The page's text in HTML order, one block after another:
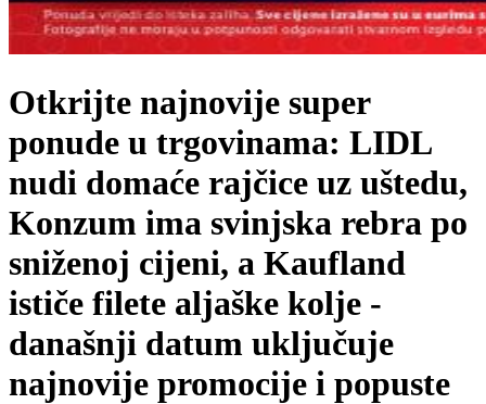
Otkrijte najnovije super
ponude u trgovinama: LIDL
nudi domaće rajčice uz uštedu,
Konzum ima svinjska rebra po
sniženoj cijeni, a Kaufland
ističe filete aljaške kolje -
današnji datum uključuje
najnovije promocije i popuste